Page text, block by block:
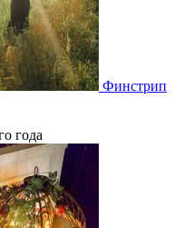
Финстрип
года